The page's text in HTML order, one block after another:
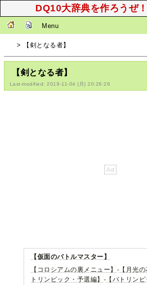
DQ10大辞典を作ろうぜ
Menu
> 【剣となる者】
【剣となる者】
Last-modified: 2019-11-04 (月) 20:26:26
【仮面のバトルマスター】
【コロシアムの裏メニュー】 - 【月光
トリンピック・予選編】 - 【バトリン